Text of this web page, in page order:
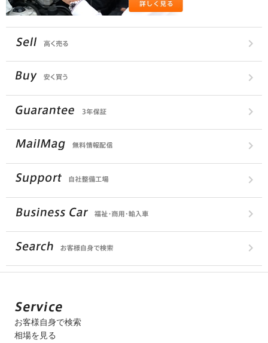
お客様自身で検索
相場を見る